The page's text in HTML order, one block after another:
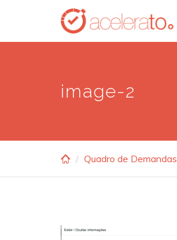
main
image-2
Quadro de Demandas